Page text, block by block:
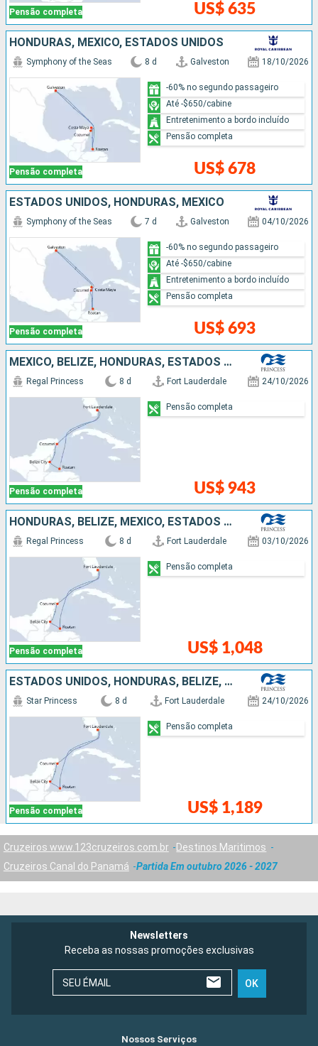
Pensão completa US$ 635
HONDURAS, MÉXICO, ESTADOS UNIDOS
Pensão completa
Symphony of the Seas 8 d Galveston 18/10/2026
US$ 678
-60% no segundo passageiro
Até -$650/cabine
Entretenimento a bordo incluído
Pensão completa
ESTADOS UNIDOS, HONDURAS, MÉXICO
Pensão completa
Symphony of the Seas 7 d Galveston 04/10/2026
US$ 693
-60% no segundo passageiro
Até -$650/cabine
Entretenimento a bordo incluído
Pensão completa
MÉXICO, BELIZE, HONDURAS, ESTADOS UNIDOS
Pensão completa
Regal Princess 8 d Fort Lauderdale 24/10/2026
US$ 943
Pensão completa
HONDURAS, BELIZE, MÉXICO, ESTADOS UNIDOS
Pensão completa
Regal Princess 8 d Fort Lauderdale 03/10/2026
US$ 1,048
Pensão completa
ESTADOS UNIDOS, HONDURAS, BELIZE, MÉXICO
Pensão completa
Star Princess 8 d Fort Lauderdale 24/10/2026
US$ 1,189
Pensão completa
Cruzeiros www.123cruzeiros.com.br
Destinos Maritimos
Cruzeiros Canal do Panamá
Partida Em outubro 2026 - 2027
Newsletters
Receba as nossas promoções exclusivas
SEU ÉMAIL OK
Nossos Serviços